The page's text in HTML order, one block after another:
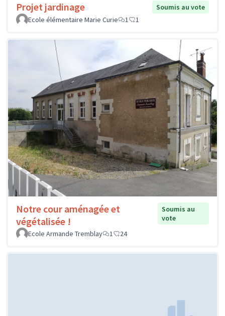
Projet jardinage
Soumis au vote
Ecole élémentaire Marie Curie
1 1
Notre cour aménagée et
végétalisée !
Soumis au
vote
Ecole Armande Tremblay
1 24